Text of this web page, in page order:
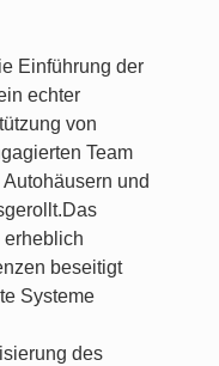
Einführung der
echter
von
Team
und
erheblich
beseitigt
Systeme
des